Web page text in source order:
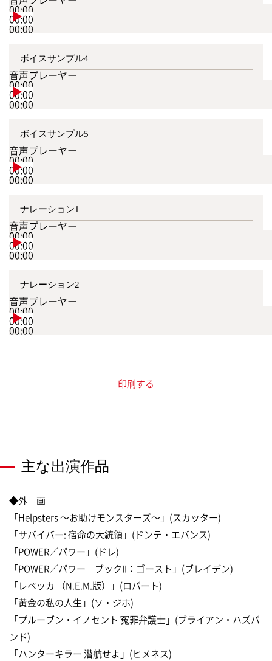
00:00
00:00
00:00
ボイスサンプル4
音声プレーヤー
00:00
00:00
00:00
ボイスサンプル5
音声プレーヤー
00:00
00:00
00:00
ナレーション1
音声プレーヤー
00:00
00:00
00:00
ナレーション2
音声プレーヤー
00:00
00:00
00:00
印刷する
主な出演作品
◆外 画
「Helpsters 〜お助けモンスターズ〜」(スカッター)
「サバイバー: 宿命の大統領」(ドンテ・エバンス)
「POWER／パワー」(ドレ)
「POWER／パワー ブックII：ゴースト」(ブレイデン)
「レベッカ （N.E.M.版）」(ロバート)
「黄金の私の人生」(ソ・ジホ)
「プルーブン・イノセント 冤罪弁護士」(ブライアン・ハズバ
ンド)
「ハンターキラー 潜航せよ」(ヒメネス)